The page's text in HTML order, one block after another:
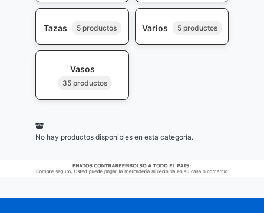
Tazas 5 productos Varios 5 productos
Vasos
35 productos
No hay productos disponibles en esta categoría.